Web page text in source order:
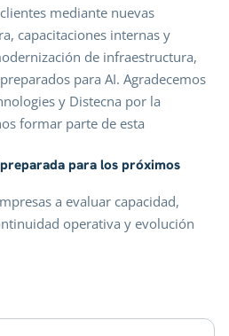
mediante nuevas
capacitaciones internas y
de infraestructura,
para AI. Agradecemos
y Distecna por la
formar parte de esta
para los próximos
a evaluar capacidad,
operativa y evolución